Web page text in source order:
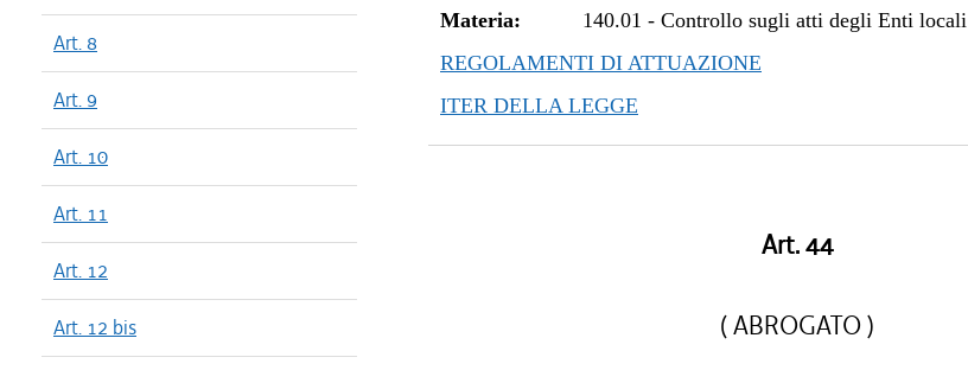
Art. 8
Art. 9
Art. 10
Art. 11
Art. 12
Art. 12 bis
Materia:
140.01 -Controllo sugli atti degli Enti locali
REGOLAMENTI DI ATTUAZIONE
ITER DELLA LEGGE
Art. 44
( ABROGATO )